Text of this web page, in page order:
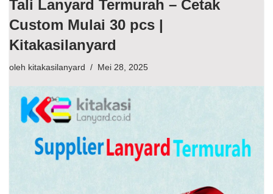
Tali Lanyard Termurah – Cetak
Custom Mulai 30 pcs |
Kitakasilanyard
oleh kitakasilanyard Mei 28, 2025